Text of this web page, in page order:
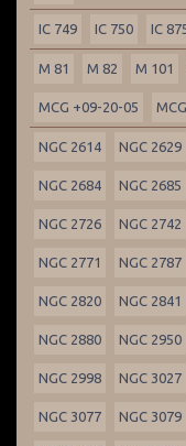
IC 749 IC 750 IC
M 81 M 82 M 101
MCG +09-20-05
NGC 2614 NGC 2629
NGC 2684 NGC 2685
NGC 2726 NGC 2742
NGC 2771 NGC 2787
NGC 2820 NGC 2841
NGC 2880 NGC 2950
NGC 2998 NGC 3027
NGC 3077 NGC 3079